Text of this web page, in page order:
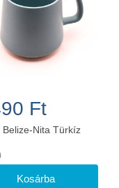
Ft
Belize-Nita Türkíz